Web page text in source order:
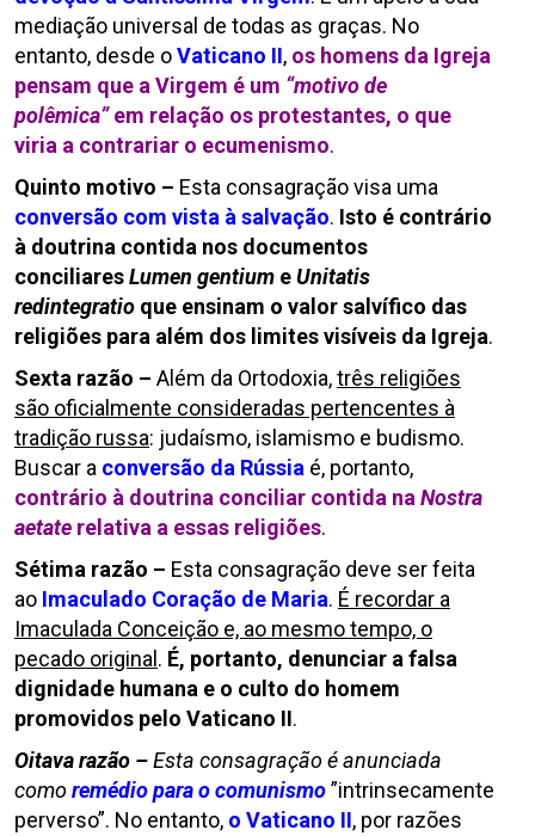
mediação universal de todas as graças. No
entanto, desde oVaticano II, os homens da Igreja
pensam que a Virgem é um “motivo de
polêmica”em relação os protestantes, o que
viria a contrariar o ecumenismo.
Quinto motivo – Esta consagração visa uma
conversão com vista à salvação. Isto é contrário
à doutrina contida nos documentos
conciliaresLumen gentium eUnitatis
redintegratio que ensinam o valor salvífico das
religiões para além dos limites visíveis da Igreja.
Sexta razão – Além da Ortodoxia,três religiões
são oficialmente consideradas pertencentes à
tradição russa: judaísmo, islamismo e budismo.
Buscar a conversão da Rússia é, portanto,
contrário à doutrina conciliar contida na Nostra
aetate relativa a essas religiões.
Sétima razão – Esta consagração deve ser feita
ao Imaculado Coração de Maria. É recordar a
Imaculada Conceição e, ao mesmo tempo, o
pecado original . É, portanto, denunciar a falsa
dignidade humana e o culto do homem
promovidos pelo Vaticano II.
Oitava razão –Esta consagração é anunciada
comoremédio para o comunismo”intrinsecamente
perverso”. No entanto, o Vaticano II, por razões